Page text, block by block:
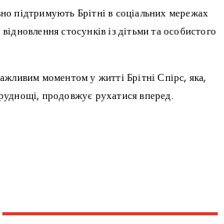
підтримують Брітні в соціальних мережах
стосунків із дітьми та особистого
моментом у житті Брітні Спірс, яка,
продовжує рухатися вперед.